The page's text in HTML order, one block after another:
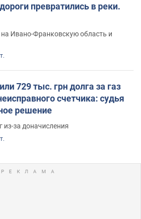
превратились в реки.
Ивано-Франковскую область и
729 тыс. грн долга за газ
счетчика: судья
решение
из-за доначисления